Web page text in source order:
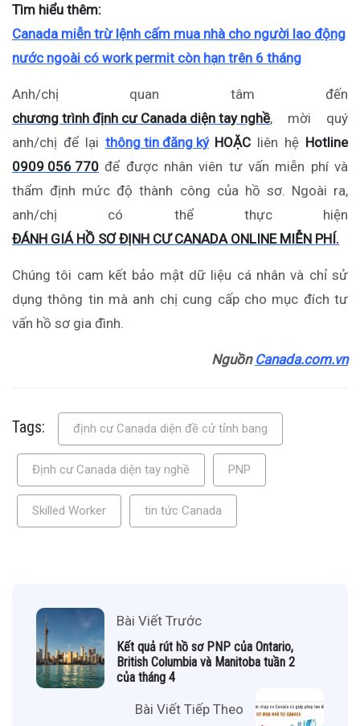
Tìm hiểu thêm:
Canada miễn trừ lệnh cấm mua nhà cho người lao động
nước ngoài có work permit còn hạn trên 6 tháng
Anh/chị quan tâm đến
chương trình định cư Canada diện tay nghề, mời quý
anh/chị để lại thông tin đăng ký HOẶC liên hệ Hotline
0909 056 770 để được nhân viên tư vấn miễn phí và
thẩm định mức độ thành công của hồ sơ. Ngoài ra,
anh/chị có thể thực hiện
ĐÁNH GIÁ HỒ SƠ ĐỊNH CƯ CANADA ONLINE MIỄN PHÍ.
Chúng tôi cam kết bảo mật dữ liệu cá nhân và chỉ sử
dụng thông tin mà anh chị cung cấp cho mục đích tư
vấn hồ sơ gia đình.
Nguồn Canada.com.vn
Tags: định cư Canada diện đề cử tỉnh bang
Định cư Canada diện tay nghề PNP
Skilled Worker tin tức Canada
Bài Viết Trước
Kết quả rút hồ sơ PNP của Ontario,
British Columbia và Manitoba tuần 2
của tháng 4
Bài Viết Tiếp Theo